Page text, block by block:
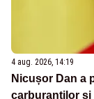
4 aug. 2026, 14:19
Nicușor Dan a
carburanților și